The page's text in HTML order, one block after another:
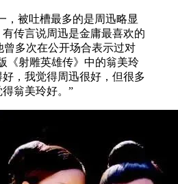
，被吐槽最多的是周迅略显
传言说周迅是金庸最喜欢的
曾多次在公开场合表示过对
《射雕英雄传》中的翁美玲
，我觉得周迅很好，但很多
翁美玲好。”